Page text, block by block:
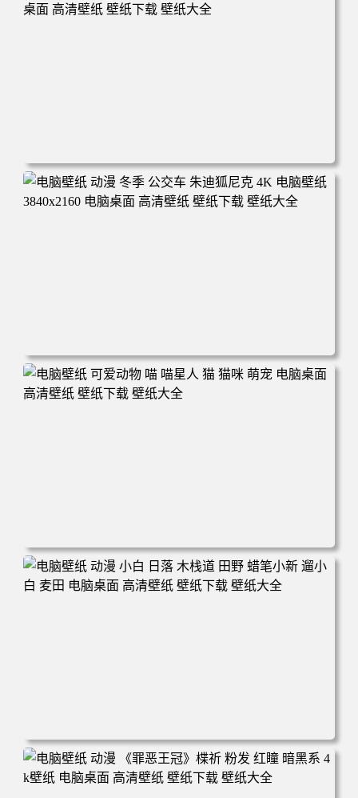
鹿野师姐 电脑桌面 高清壁纸 壁纸下载 壁纸大全
电脑壁纸 完美世界 荒天帝石昊 4K高清动漫壁纸 电脑桌面
高清壁纸 壁纸下载 壁纸大全
电脑壁纸 动漫 冬季 公交车 朱迪狐尼克 4K 电脑壁纸 3840x2
160 电脑桌面 高清壁纸 壁纸下载 壁纸大全
电脑壁纸 可爱动物 喵 喵星人 猫 猫咪 萌宠 电脑桌面 高清壁
纸 壁纸下载 壁纸大全
电脑壁纸 动漫 小白 日落 木栈道 田野 蜡笔小新 遛小白 麦田
电脑桌面 高清壁纸 壁纸下载 壁纸大全